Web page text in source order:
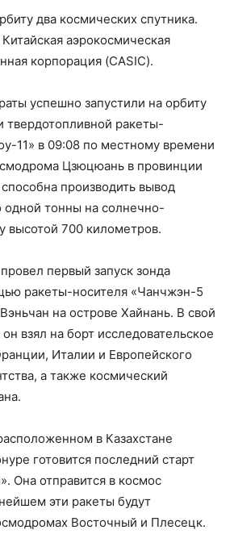
два космических спутника.
аэрокосмическая
корпорация (CASIC).
успешно запустили на орбиту
ракеты-
11» в 09:08 по местному времени
Цзюцюань в провинции
производить вывод
одной тонны на солнечно-
высотой 700 километров.
первый запуск зонда
ракеты-носителя «Чанчжэн-5
на острове Хайнань. В свой
взял на борт исследовательское
Италии и Европейского
а также космический
в Казахстане
готовится последний старт
Она отправится в космос
эти ракеты будут
Восточный и Плесецк.